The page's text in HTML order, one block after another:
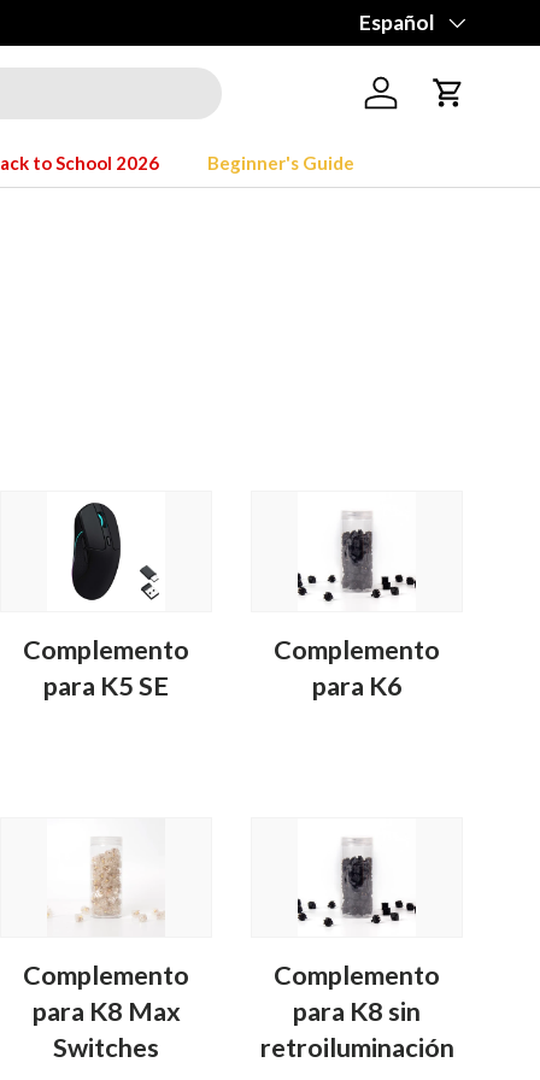
Idioma
Español
Iniciar sesión
Carrito
to School 2026 Beginner's Guide
Complemento
para K5 SE
Complemento
para K6
Complemento
para K8 Max
Switches
Complemento
para K8 sin
retroiluminación